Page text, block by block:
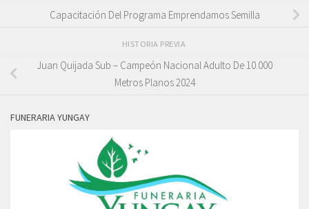
Capacitación Del Programa Emprendamos Semilla
HISTORIA PREVIA
Juan Quijada Sub – Campeón Nacional Adulto De 10.000
Metros Planos 2024
FUNERARIA YUNGAY